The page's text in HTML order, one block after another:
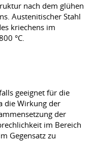
nach dem glühen
Austenitischer Stahl
kriechens im
°C.
geeignet für die
die Wirkung der
der
im Bereich
Gegensatz zu